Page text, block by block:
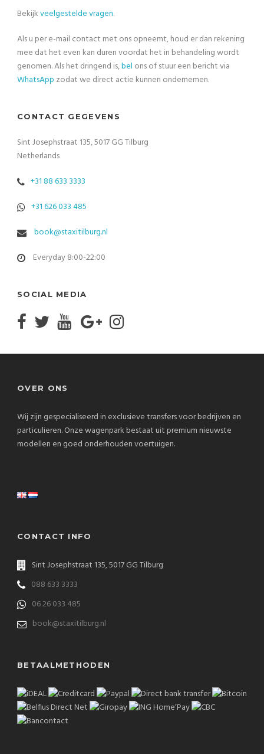
Bekijkveelgestelde vragen.
Als u per e-mail contact met ons opneemt, houd er dan rekening
mee dat het even kan duren voordat het in behandeling wordt
genomen. Als het dringend is,bel ons of stuur een bericht via
WhatsApp zodat we direct actie kunnen ondernemen.
CONTACT GEGEVENS
Sint Josephstraat 135, 5017 GG Tilburg
Netherlands
+31 88 633 3333
+31 626 033 485
book@staxitilburg.nl
Everyday 8:00-22:00
SOCIAL MEDIA
OVER ONS
Wij zijn gespecialiseerd in exclusieve transfers voor bedrijven en
particulieren. Onze wagenpark bestaat uit premium nieuwste
modellen en goed onderhouden voertuigen.
CONTACT INFO
Sint Josephstraat 135, 5017 GG Tilburg
088 633 3333
06 26 033 485
book@staxitilburg.nl
BETAALMETHODEN